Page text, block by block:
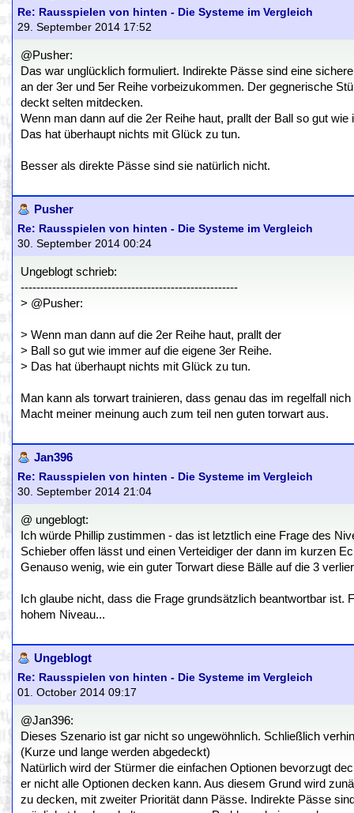
Re: Rausspielen von hinten - Die Systeme im Vergleich
29. September 2014 17:52
@Pusher:
Das war unglücklich formuliert. Indirekte Pässe sind eine
an der 3er und 5er Reihe vorbeizukommen. Der gegnerische
deckt selten mitdecken.
Wenn man dann auf die 2er Reihe haut, prallt der Ball so gut
Das hat überhaupt nichts mit Glück zu tun.
Besser als direkte Pässe sind sie natürlich nicht.
Pusher
Re: Rausspielen von hinten - Die Systeme im Vergleich
30. September 2014 00:24
Ungeblogt schrieb:
-------------------------------------------------------
> @Pusher:
> Wenn man dann auf die 2er Reihe haut, prallt der
> Ball so gut wie immer auf die eigene 3er Reihe.
> Das hat überhaupt nichts mit Glück zu tun.
Man kann als torwart trainieren, dass genau das im regelfall
Macht meiner meinung auch zum teil nen guten torwart aus.
Jan396
Re: Rausspielen von hinten - Die Systeme im Vergleich
30. September 2014 21:04
@ ungeblogt:
Ich würde Phillip zustimmen - das ist letztlich eine Frage des
Schieber offen lässt und einen Verteidiger der dann im kurzen
Genauso wenig, wie ein guter Torwart diese Bälle auf die 3
Ich glaube nicht, dass die Frage grundsätzlich beantwortbar
hohem Niveau...
Ungeblogt
Re: Rausspielen von hinten - Die Systeme im Vergleich
01. October 2014 09:17
@Jan396:
Dieses Szenario ist gar nicht so ungewöhnlich. Schließlich
(Kurze und lange werden abgedeckt)
Natürlich wird der Stürmer die einfachen Optionen bevorzugt
er nicht alle Optionen decken kann. Aus diesem Grund wird
zu decken, mit zweiter Priorität dann Pässe. Indirekte Pässe